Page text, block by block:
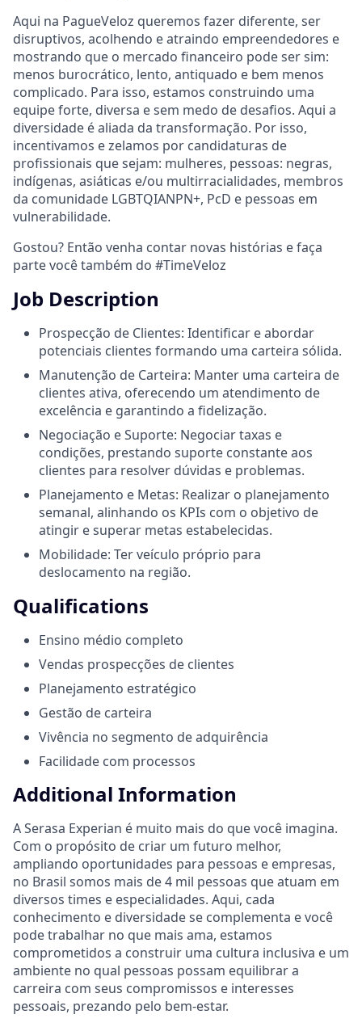
Aqui na PagueVeloz queremos fazer diferente, ser
disruptivos, acolhendo e atraindo empreendedores e
mostrando que o mercado financeiro pode ser sim:
menos burocrático, lento, antiquado e bem menos
complicado. Para isso, estamos construindo uma
equipe forte, diversa e sem medo de desafios. Aqui a
diversidade é aliada da transformação. Por isso,
incentivamos e zelamos por candidaturas de
profissionais que sejam: mulheres, pessoas: negras,
indígenas, asiáticas e/ou multirracialidades, membros
da comunidade LGBTQIANPN+, PcD e pessoas em
vulnerabilidade.
Gostou? Então venha contar novas histórias e faça
parte você também do #TimeVeloz
Job Description
Prospecção de Clientes: Identificar e abordar
potenciais clientes formando uma carteira sólida.
Manutenção de Carteira: Manter uma carteira de
clientes ativa, oferecendo um atendimento de
excelência e garantindo a fidelização.
Negociação e Suporte: Negociar taxas e
condições, prestando suporte constante aos
clientes para resolver dúvidas e problemas.
Planejamento e Metas: Realizar o planejamento
semanal, alinhando os KPIs com o objetivo de
atingir e superar metas estabelecidas.
Mobilidade: Ter veículo próprio para
deslocamento na região.
Qualifications
Ensino médio completo
Vendas prospecções de clientes
Planejamento estratégico
Gestão de carteira
Vivência no segmento de adquirência
Facilidade com processos
Additional Information
A Serasa Experian é muito mais do que você imagina.
Com o propósito de criar um futuro melhor,
ampliando oportunidades para pessoas e empresas,
no Brasil somos mais de 4 mil pessoas que atuam em
diversos times e especialidades. Aqui, cada
conhecimento e diversidade se complementa e você
pode trabalhar no que mais ama, estamos
comprometidos a construir uma cultura inclusiva e um
ambiente no qual pessoas possam equilibrar a
carreira com seus compromissos e interesses
pessoais, prezando pelo bem-estar.